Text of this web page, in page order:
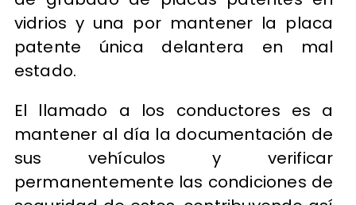
vidrios y una por mantener la placa
patente única delantera en mal
estado.
El llamado a los conductores es a
mantener al día la documentación de
sus vehículos y verificar
permanentemente las condiciones de